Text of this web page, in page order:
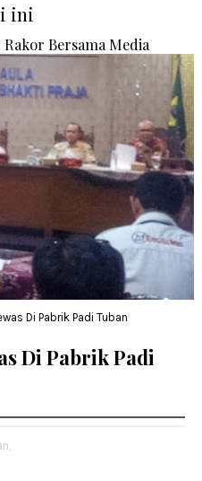
ini
Bersama Media
Di Pabrik Padi Tuban
Di Pabrik Padi